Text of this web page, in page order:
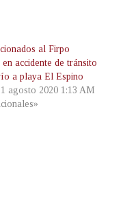
al Firpo
en accidente de tránsito
a playa El Espino
agosto 2020 1:13 AM